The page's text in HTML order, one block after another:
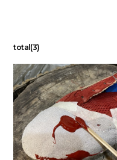
total (3)